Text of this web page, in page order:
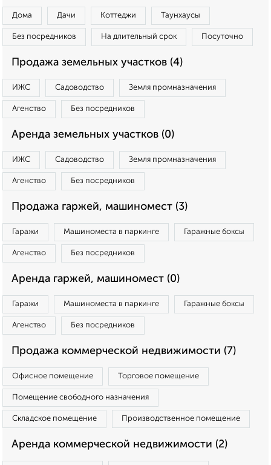
Дома Дачи Коттеджи Таунхаусы
Без посредников На длительный срок Посуточно
Продажа земельных участков (4)
ИЖС Садоводство Земля промназначения
Агенство Без посредников
Аренда земельных участков (0)
ИЖС Садоводство Земля промназначения
Агенство Без посредников
Продажа гаржей, машиномест (3)
Гаражи Машиноместа в паркинге Гаражные боксы
Агенство Без посредников
Аренда гаржей, машиномест (0)
Гаражи Машиноместа в паркинге Гаражные боксы
Агенство Без посредников
Продажа коммерческой недвижимости (7)
Офисное помещение Торговое помещение
Помещение свободного назначения
Складское помещение Производственное помещение
Аренда коммерческой недвижимости (2)